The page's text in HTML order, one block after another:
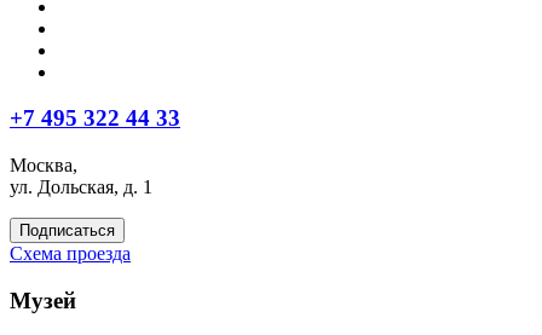
+7 495 322 44 33
Москва,
ул. Дольская, д. 1
Подписаться
Схема проезда
Музей